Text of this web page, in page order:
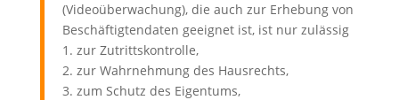
(Videoüberwachung), die auch zur Erhebung von
Beschäftigtendaten geeignet ist, ist nur zulässig
1. zur Zutrittskontrolle,
2. zur Wahrnehmung des Hausrechts,
3. zum Schutz des Eigentums,